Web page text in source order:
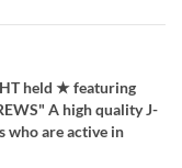
held ★ featuring
A high quality J-
who are active in